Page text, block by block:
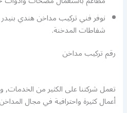
نوفر فني تركيب مداخن هندي
شفاطات المدخنة.
رقم تركيب مداخن
تعمل شركتنا على الكثير من الخدمات,
أعمال كثيرة واحترافية في مجال